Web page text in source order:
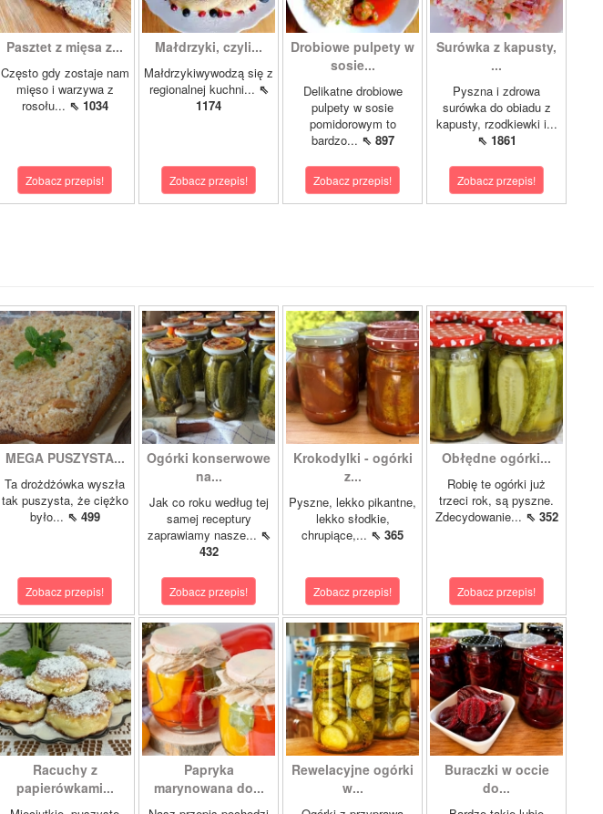
Pasztet z mięsa z...
Często gdy zostaje nam
mięso i warzywa z
rosołu... ⇖ 1034
Zobacz przepis!
Małdrzyki, czyli...
Małdrzykiwywodzą się z
regionalnej kuchni... ⇖
1174
Zobacz przepis!
Drobiowe pulpety w
sosie...
Delikatne drobiowe
pulpety w sosie
pomidorowym to
bardzo... ⇖ 897
Zobacz przepis!
Surówka z kapusty,
...
Pyszna i zdrowa
surówka do obiadu z
kapusty, rzodkiewki i...
⇖ 1861
Zobacz przepis!
MEGA PUSZYSTA...
Ta drożdżówka wyszła
tak puszysta, że ciężko
było... ⇖ 499
Zobacz przepis!
Ogórki konserwowe
na...
Jak co roku według tej
samej receptury
zaprawiamy nasze... ⇖
432
Zobacz przepis!
Krokodylki - ogórki
z...
Pyszne, lekko pikantne,
lekko słodkie,
chrupiące,... ⇖ 365
Zobacz przepis!
Obłędne ogórki...
Robię te ogórki już
trzeci rok, są pyszne.
Zdecydowanie... ⇖ 352
Zobacz przepis!
Racuchy z
papierówkami...
Papryka
marynowana do...
Rewelacyjne ogórki
w...
Buraczki w occie
do...